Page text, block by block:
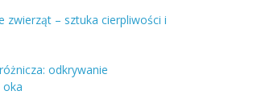
zwierząt – sztuka cierpliwości i
odkrywanie
oka